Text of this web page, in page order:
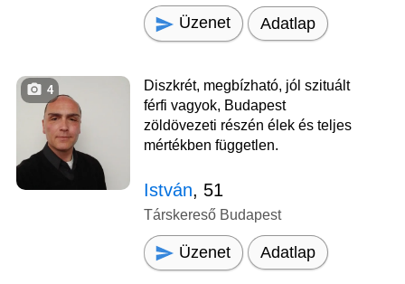
Üzenet Adatlap
4
Diszkrét, megbízható, jól szituált
férfi vagyok, Budapest
zöldövezeti részén élek és teljes
mértékben független.
István, 51
Társkereső Budapest
Üzenet Adatlap